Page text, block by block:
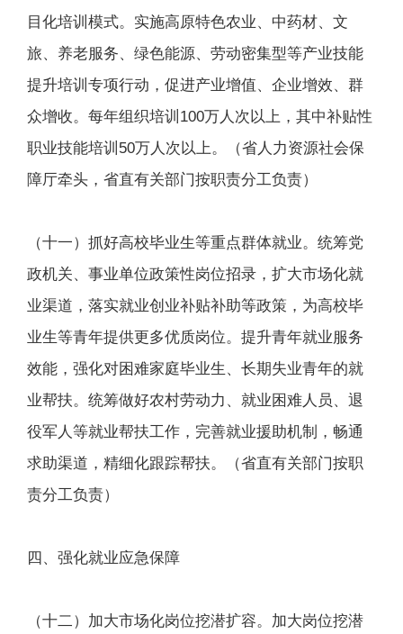
目化培训模式。实施高原特色农业、中药材、文
旅、养老服务、绿色能源、劳动密集型等产业技能
提升培训专项行动，促进产业增值、企业增效、群
众增收。每年组织培训100万人次以上，其中补贴性
职业技能培训50万人次以上。（省人力资源社会保
障厅牵头，省直有关部门按职责分工负责）
（十一）抓好高校毕业生等重点群体就业。统筹党
政机关、事业单位政策性岗位招录，扩大市场化就
业渠道，落实就业创业补贴补助等政策，为高校毕
业生等青年提供更多优质岗位。提升青年就业服务
效能，强化对困难家庭毕业生、长期失业青年的就
业帮扶。统筹做好农村劳动力、就业困难人员、退
役军人等就业帮扶工作，完善就业援助机制，畅通
求助渠道，精细化跟踪帮扶。（省直有关部门按职
责分工负责）
四、强化就业应急保障
（十二）加大市场化岗位挖潜扩容。加大岗位挖潜